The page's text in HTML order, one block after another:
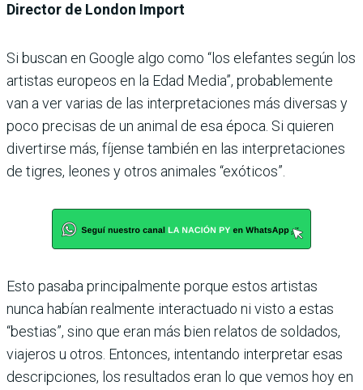
Director de London Import
Si buscan en Google algo como “los elefantes según los
artistas europeos en la Edad Media”, probablemente
van a ver varias de las interpretaciones más diversas y
poco precisas de un animal de esa época. Si quieren
divertirse más, fíjense también en las interpretaciones
de tigres, leones y otros animales “exóticos”.
Esto pasaba principalmente porque estos artistas
nunca habían realmente interactuado ni visto a estas
“bestias”, sino que eran más bien relatos de soldados,
viajeros u otros. Entonces, intentando interpretar esas
descripciones, los resultados eran lo que vemos hoy en